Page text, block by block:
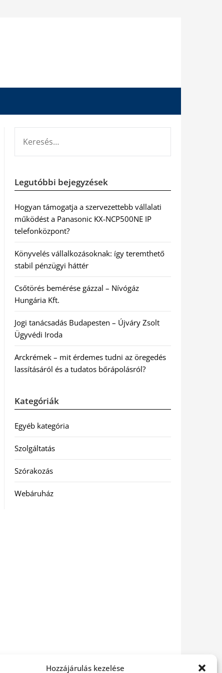
Hozzájárulás kezelése
Legutóbbi bejegyzések
Hogyan támogatja a szervezettebb vállalati
működést a Panasonic KX-NCP500NE IP
telefonközpont?
Könyvelés vállalkozásoknak: így teremthető
stabil pénzügyi háttér
Csőtörés bemérése gázzal – Nívógáz
Hungária Kft.
Jogi tanácsadás Budapesten – Újváry Zsolt
Ügyvédi Iroda
Arckrémek – mit érdemes tudni az öregedés
lassításáról és a tudatos bőrápolásról?
Kategóriák
Egyéb kategória
Szolgáltatás
Szórakozás
Webáruház